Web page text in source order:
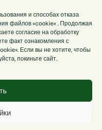
и способах отказа
файлов «cookie» . Продолжая
согласие на обработку
факт ознакомления с
Если вы не хотите, чтобы
покиньте сайт.
Политика
конфиденциальности